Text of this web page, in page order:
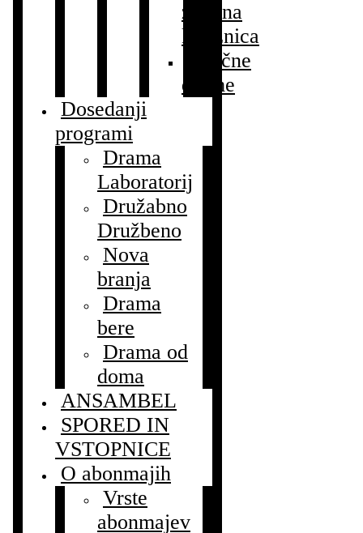
zvočna
knjižnica
Zvočne
drame
Dosedanji
programi
Drama
Laboratorij
Družabno
Družbeno
Nova
branja
Drama
bere
Drama od
doma
ANSAMBEL
SPORED IN
VSTOPNICE
O abonmajih
Vrste
abonmajev